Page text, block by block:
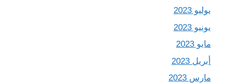
يوليو 2023
يونيو 2023
مايو 2023
أبريل 2023
مارس 2023